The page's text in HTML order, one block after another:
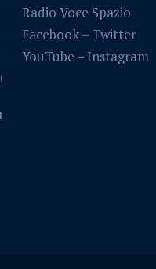
Radio Voce Spazio
Facebook– Twitter
YouTube – Instagram